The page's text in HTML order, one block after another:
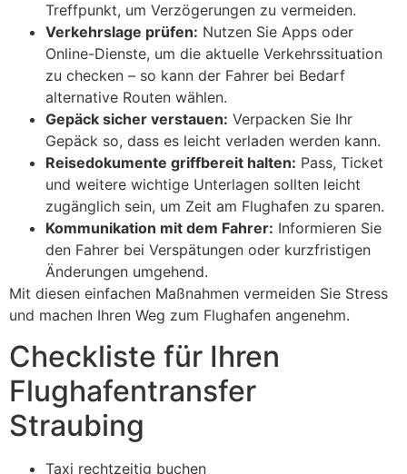
Treffpunkt, um Verzögerungen zu vermeiden.
Verkehrslage prüfen: Nutzen Sie Apps oder
Online-Dienste, um die aktuelle Verkehrssituation
zu checken – so kann der Fahrer bei Bedarf
alternative Routen wählen.
Gepäck sicher verstauen: Verpacken Sie Ihr
Gepäck so, dass es leicht verladen werden kann.
Reisedokumente griffbereit halten: Pass, Ticket
und weitere wichtige Unterlagen sollten leicht
zugänglich sein, um Zeit am Flughafen zu sparen.
Kommunikation mit dem Fahrer: Informieren Sie
den Fahrer bei Verspätungen oder kurzfristigen
Änderungen umgehend.
Mit diesen einfachen Maßnahmen vermeiden Sie Stress
und machen Ihren Weg zum Flughafen angenehm.
Checkliste für Ihren
Flughafentransfer
Straubing
Taxi rechtzeitig buchen